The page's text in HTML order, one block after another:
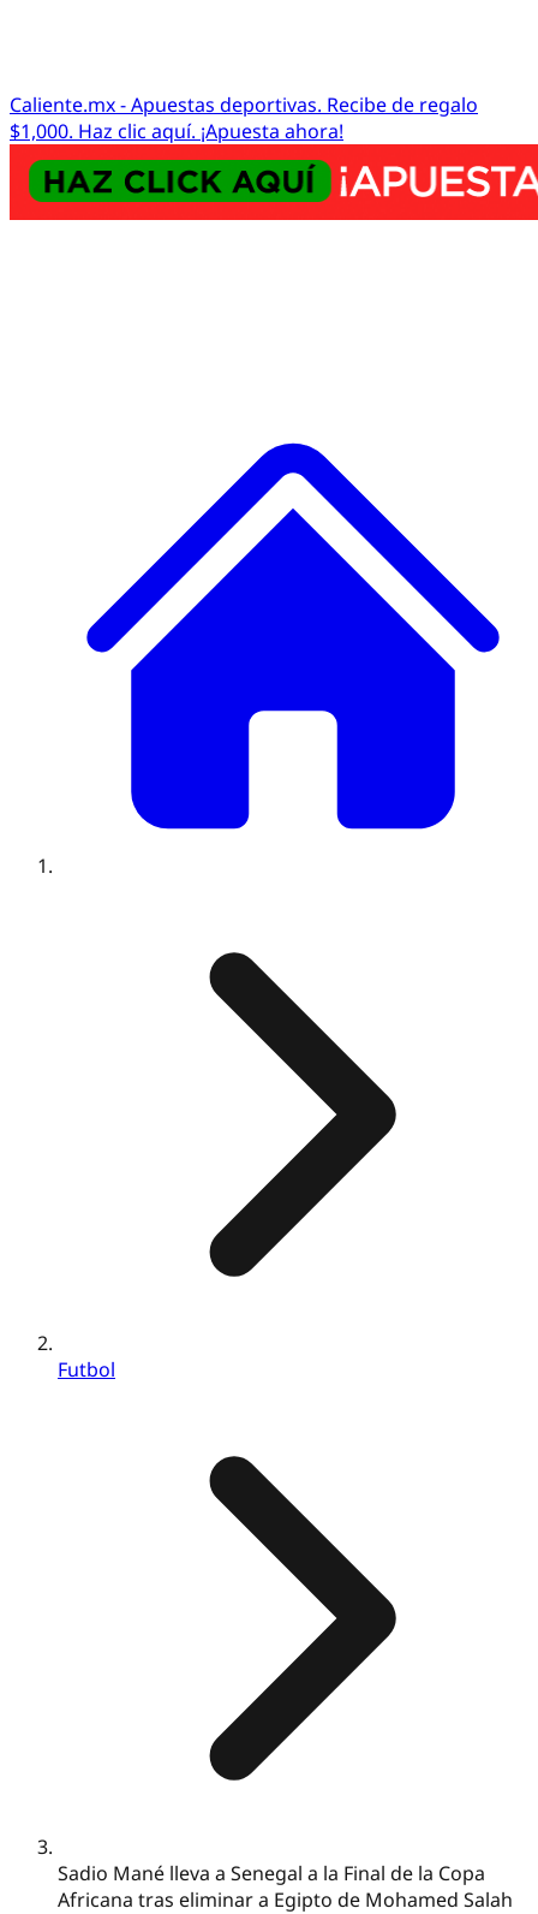
Caliente.mx - Apuestas deportivas. Recibe de regalo
$1,000. Haz clic aquí. ¡Apuesta ahora!
Futbol
Sadio Mané lleva a Senegal a la Final de la Copa
Africana tras eliminar a Egipto de Mohamed Salah